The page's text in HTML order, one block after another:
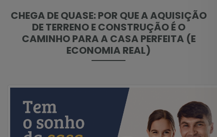
CHEGA DE QUASE: POR QUE A AQUISIÇÃO
DE TERRENO E CONSTRUÇÃO É O
CAMINHO PARA A CASA PERFEITA (E
ECONOMIA REAL)